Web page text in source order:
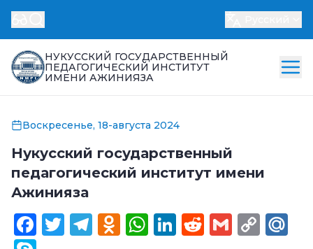
НУКУССКИЙ ГОСУДАРСТВЕННЫЙ
ПЕДАГОГИЧЕСКИЙ ИНСТИТУТ
ИМЕНИ АЖИНИЯЗА
Воскресенье, 18-августа 2024
Нукусский государственный
педагогический институт имени
Ажинияза
Facebook
Twitter
Telegram
Odnoklassniki
WhatsApp
LinkedIn
Reddit
Gmail